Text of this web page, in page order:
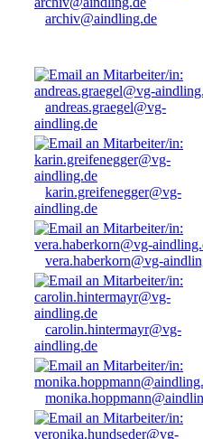
archiv@aindling.de
andreas.graegel@vg-
aindling.de
karin.greifenegger@vg-
aindling.de
vera.haberkorn@vg-
carolin.hintermayr@vg-
aindling.de